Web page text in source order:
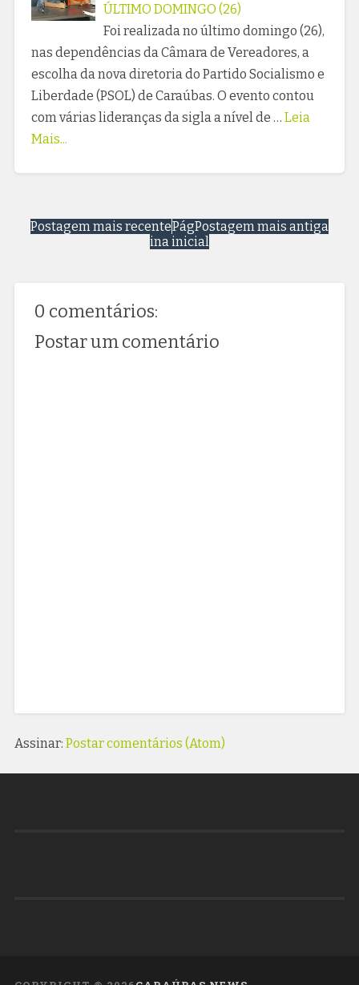
ÚLTIMO DOMINGO (26)
Foi realizada no último domingo (26),
nas dependências da Câmara de Vereadores, a
escolha da nova diretoria do Partido Socialismo e
Liberdade (PSOL) de Caraúbas. O evento contou
com várias lideranças da sigla a nível de … Leia
Mais...
Postagem mais recente Postagem mais antiga
Pág
ina inicial
0 comentários:
Postar um comentário
Assinar: Postar comentários (Atom)